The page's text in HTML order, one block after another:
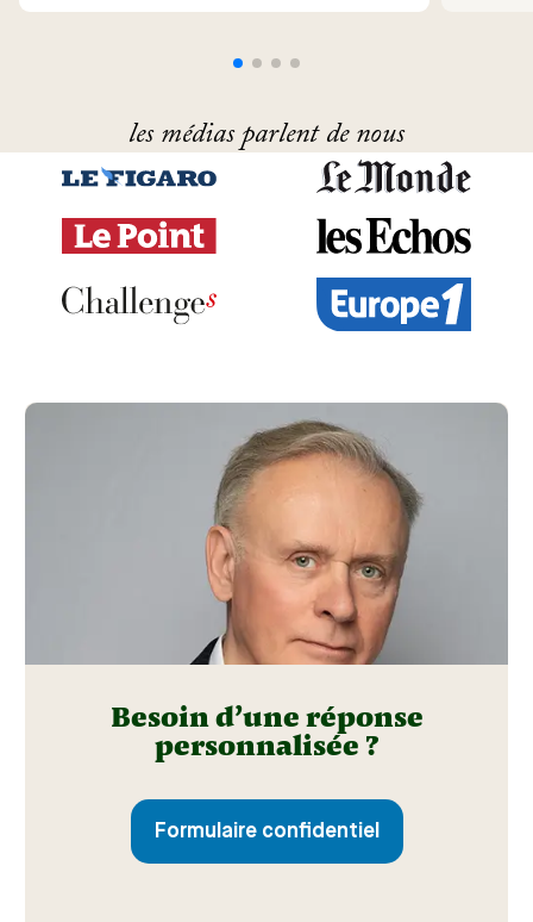
les médias parlent de nous
Besoin d’une réponse
personnalisée ?
Formulaire confidentiel